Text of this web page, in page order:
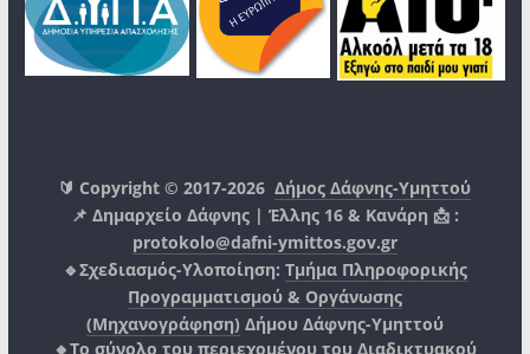
🔰 Copyright © 2017-2026Δήμος Δάφνης-Υμηττού
📌 Δημαρχείο Δάφνης | Έλλης 16 & Κανάρη 📩 :
protokolo@dafni-ymittos.gov.gr
🔹Σχεδιασμός-Υλοποίηση: Τμήμα Πληροφορικής
Προγραμματισμού & Οργάνωσης
(Μηχανογράφηση) Δήμου Δάφνης-Υμηττού
🔸Το σύνολο του περιεχομένου του Διαδικτυακού